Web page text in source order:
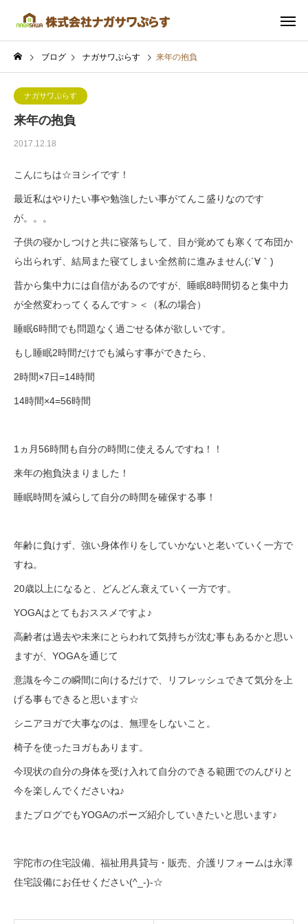
ブログ ナガサワぷらす 来年の抱負
ナガサワぷらす
来年の抱負
2017.12.18
こんにちは☆ヨシイです！
最近私はやりたい事や勉強したい事がてんこ盛りなのです
が。。。
子供の寝かしつけと共に寝落ちして、目が覚めても寒くて布団か
ら出られず、結局また寝てしまい全然前に進みません(;´∀｀)
昔から集中力には自信があるのですが、睡眠8時間切ると集中力
が全然変わってくるんです＞＜（私の場合）
睡眠6時間でも問題なく過ごせる体が欲しいです。
もし睡眠2時間だけでも減らす事ができたら、
2時間×7日=14時間
14時間×4=56時間
1ヵ月56時間も自分の時間に使えるんですね！！
来年の抱負決まりました！
睡眠時間を減らして自分の時間を確保する事！
年齢に負けず、強い身体作りをしていかないと老いていく一方で
すね。
20歳以上になると、どんどん衰えていく一方です。
YOGAはとてもおススメですよ♪
高齢者は過去や未来にとらわれて気持ちが沈む事もあるかと思い
ますが、YOGAを通じて
意識を今この瞬間に向けるだけで、リフレッシュできて気分を上
げる事もできると思います☆
シニアヨガで大事なのは、無理をしないこと。
椅子を使ったヨガもあります。
今現状の自分の身体を受け入れて自分のできる範囲でのんびりと
今を楽しんでくださいね♪
またブログでもYOGAのポーズ紹介していきたいと思います♪
宇陀市の住宅設備、福祉用具貸与・販売、介護リフォームは永澤
住宅設備にお任せください(^_-)-☆